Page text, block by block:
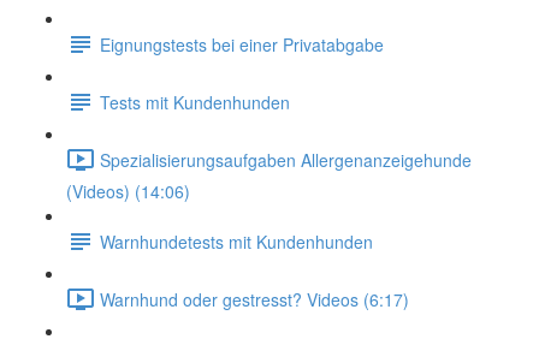
Eignungstests bei einer Privatabgabe
Tests mit Kundenhunden
Spezialisierungsaufgaben Allergenanzeigehunde
(Videos) (14:06)
Warnhundetests mit Kundenhunden
Warnhund oder gestresst? Videos (6:17)